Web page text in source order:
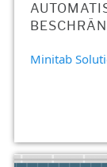
Minitab